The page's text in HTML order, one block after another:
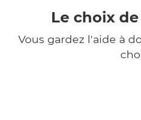
Le choix
Vous gardez l'aide à